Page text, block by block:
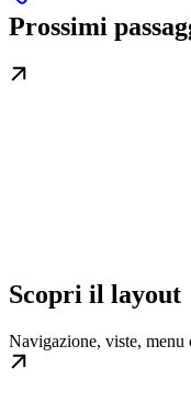
Prossimi
Scopri il layout
Navigazione, viste, menu